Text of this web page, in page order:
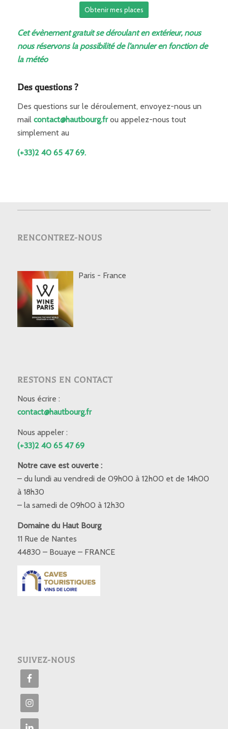
Obtenir mes places
Cet évènement gratuit se déroulant en extérieur, nous
nous réservons la possibilité de l’annuler en fonction de
la météo
Des questions ?
Des questions sur le déroulement, envoyez-nous un
mail contact@hautbourg.frou appelez-nous tout
simplement au
(+33)2 40 65 47 69.
RENCONTREZ-NOUS
Paris - France
RESTONS EN CONTACT
Nous écrire :
contact@hautbourg.fr
Nous appeler :
(+33)2 40 65 47 69
Notre cave est ouverte :
– du lundi au vendredi de 09h00 à 12h00 et de 14h00
à 18h30
– la samedi de 09h00 à 12h30
Domaine du Haut Bourg
11 Rue de Nantes
44830 – Bouaye – FRANCE
SUIVEZ-NOUS